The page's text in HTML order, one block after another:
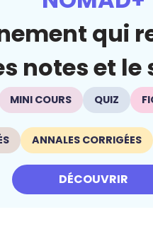
qui
notes et le
MINI COURS QUIZ
ANNALES CORRIGÉES
DÉCOUVRIR